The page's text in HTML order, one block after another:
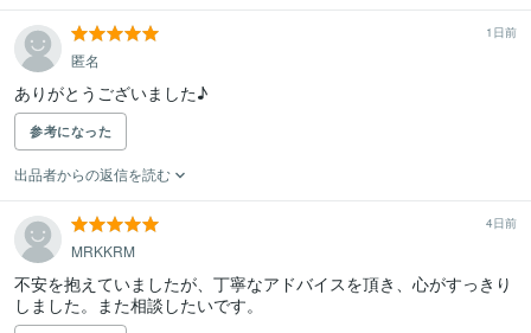
1日前
匿名
ありがとうございました♪
参考になった
出品者からの返信を読む
4日前
MRKKRM
不安を抱えていましたが、丁寧なアドバイスを頂き、心がすっきり
しました。また相談したいです。